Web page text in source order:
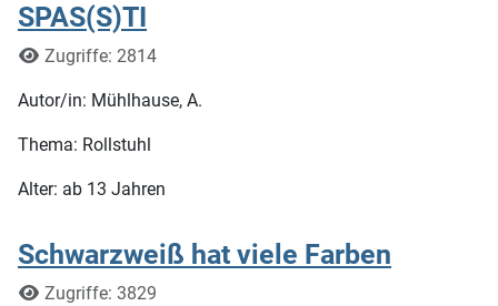
SPAS(S)TI
DetailsZugriffe: 2814
Autor/in: Mühlhause, A.
Thema: Rollstuhl
Alter: ab 13 Jahren
Schwarzweiß hat viele Farben
DetailsZugriffe: 3829